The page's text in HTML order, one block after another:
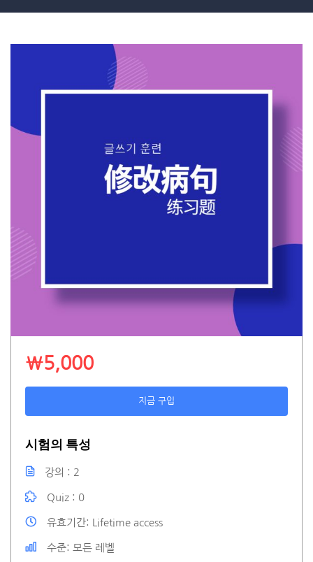
₩5,000
지금 구입
시험의 특성
강의 2
Quiz 0
유효기간 Lifetime access
수준 모든 레벨